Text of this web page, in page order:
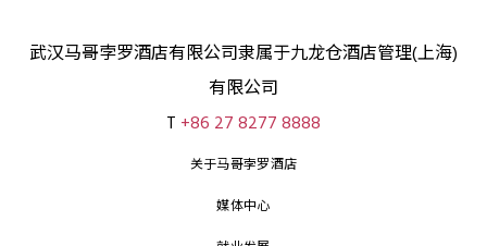
武汉马哥孛罗酒店有限公司隶属于九龙仓酒店管理(上海)
有限公司
T +86 27 8277 8888
关于马哥孛罗酒店
媒体中心